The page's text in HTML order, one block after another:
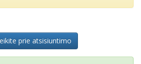
prie atsisiuntimo